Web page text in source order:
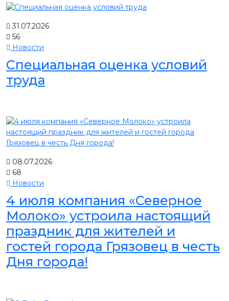
31.07.2026
56
Новости
Специальная оценка условий
труда
08.07.2026
68
Новости
4 июля компания «Северное
Молоко» устроила настоящий
праздник для жителей и
гостей города Грязовец в честь
Дня города!